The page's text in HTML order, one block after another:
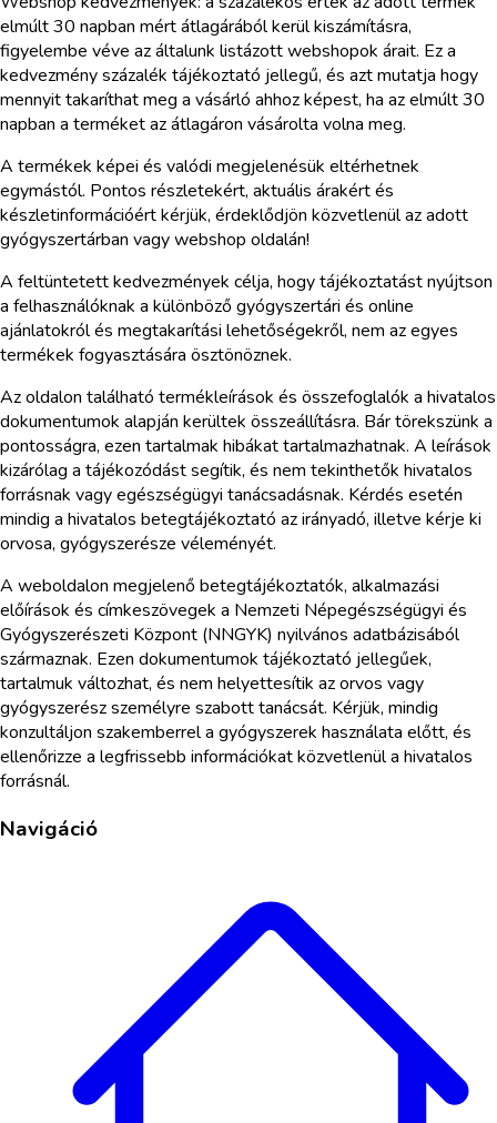
elmúlt 30 napban mért átlagárából kerül kiszámításra,
figyelembe véve az általunk listázott webshopok árait. Ez a
kedvezmény százalék tájékoztató jellegű, és azt mutatja hogy
mennyit takaríthat meg a vásárló ahhoz képest, ha az elmúlt 30
napban a terméket az átlagáron vásárolta volna meg.
A termékek képei és valódi megjelenésük eltérhetnek
egymástól. Pontos részletekért, aktuális árakért és
készletinformációért kérjük, érdeklődjön közvetlenül az adott
gyógyszertárban vagy webshop oldalán!
A feltüntetett kedvezmények célja, hogy tájékoztatást nyújtson
a felhasználóknak a különböző gyógyszertári és online
ajánlatokról és megtakarítási lehetőségekről, nem az egyes
termékek fogyasztására ösztönöznek.
Az oldalon található termékleírások és összefoglalók a hivatalos
dokumentumok alapján kerültek összeállításra. Bár törekszünk a
pontosságra, ezen tartalmak hibákat tartalmazhatnak. A leírások
kizárólag a tájékozódást segítik, és nem tekinthetők hivatalos
forrásnak vagy egészségügyi tanácsadásnak. Kérdés esetén
mindig a hivatalos betegtájékoztató az irányadó, illetve kérje ki
orvosa, gyógyszerésze véleményét.
A weboldalon megjelenő betegtájékoztatók, alkalmazási
előírások és címkeszövegek a Nemzeti Népegészségügyi és
Gyógyszerészeti Központ (NNGYK) nyilvános adatbázisából
származnak. Ezen dokumentumok tájékoztató jellegűek,
tartalmuk változhat, és nem helyettesítik az orvos vagy
gyógyszerész személyre szabott tanácsát. Kérjük, mindig
konzultáljon szakemberrel a gyógyszerek használata előtt, és
ellenőrizze a legfrissebb információkat közvetlenül a hivatalos
forrásnál.
Navigáció